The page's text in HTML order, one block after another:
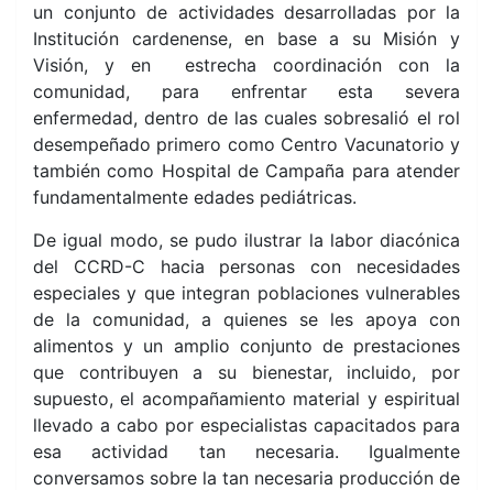
un conjunto de actividades desarrolladas por la
Institución cardenense, en base a su Misión y
Visión, y en estrecha coordinación con la
comunidad, para enfrentar esta severa
enfermedad, dentro de las cuales sobresalió el rol
desempeñado primero como Centro Vacunatorio y
también como Hospital de Campaña para atender
fundamentalmente edades pediátricas.
De igual modo, se pudo ilustrar la labor diacónica
del CCRD-C hacia personas con necesidades
especiales y que integran poblaciones vulnerables
de la comunidad, a quienes se les apoya con
alimentos y un amplio conjunto de prestaciones
que contribuyen a su bienestar, incluido, por
supuesto, el acompañamiento material y espiritual
llevado a cabo por especialistas capacitados para
esa actividad tan necesaria. Igualmente
conversamos sobre la tan necesaria producción de